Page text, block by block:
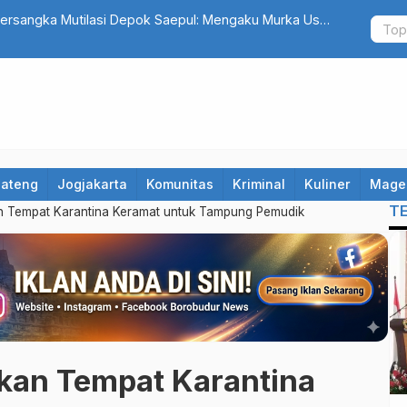
yang Terseret Polemik Komentar Yurizal, Keluarga
Catat! 10
Hindari
Jogjakarta Komunitas Kriminal Kuliner
Tempat Karantina Keramat untuk Tampung Pemudik
Tempat Karantina